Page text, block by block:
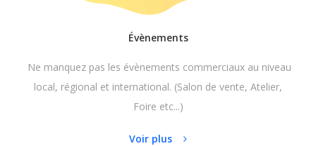
Évènements
Ne manquez pas les évènements commerciaux au niveau
local, régional et international. (Salon de vente, Atelier,
Foire etc...)
Voir plus